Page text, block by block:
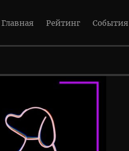
Главная Рейтинг События